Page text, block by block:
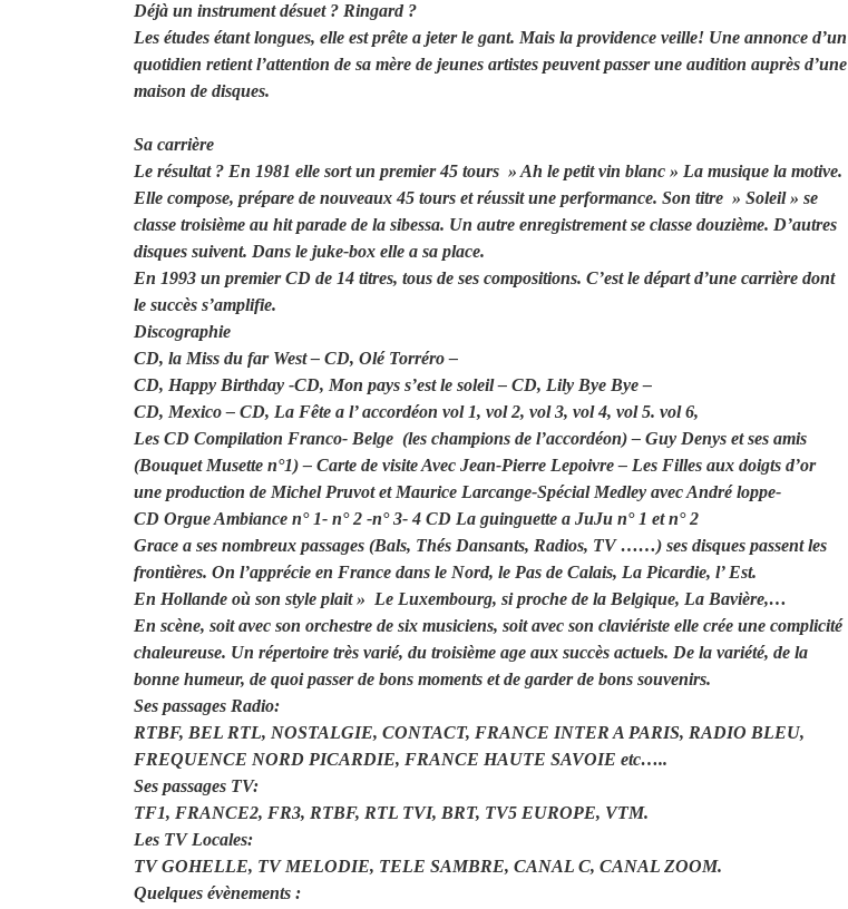
Déjà un instrument désuet ? Ringard ?
Les études étant longues, elle est prête a jeter le gant. Mais la providence veille! Une annonce d’un
quotidien retient l’attention de sa mère de jeunes artistes peuvent passer une audition auprès d’une
maison de disques.
Sa carrière
Le résultat ? En 1981 elle sort un premier 45 tours » Ah le petit vin blanc » La musique la motive.
Elle compose, prépare de nouveaux 45 tours et réussit une performance. Son titre » Soleil » se
classe troisième au hit parade de la sibessa. Un autre enregistrement se classe douzième. D’autres
disques suivent. Dans le juke-box elle a sa place.
En 1993 un premier CD de 14 titres, tous de ses compositions. C’est le départ d’une carrière dont
le succès s’amplifie.
Discographie
CD, la Miss du far West – CD, Olé Torréro –
CD, Happy Birthday -CD, Mon pays s’est le soleil – CD, Lily Bye Bye –
CD, Mexico – CD, La Fête a l’ accordéon vol 1, vol 2, vol 3, vol 4, vol 5. vol 6,
Les CD Compilation Franco- Belge (les champions de l’accordéon) – Guy Denys et ses amis
(Bouquet Musette n°1) – Carte de visite Avec Jean-Pierre Lepoivre – Les Filles aux doigts d’or
une production de Michel Pruvot et Maurice Larcange-Spécial Medley avec André loppe-
CD Orgue Ambiance n° 1- n° 2 -n° 3- 4 CD La guinguette a JuJu n° 1 et n° 2
Grace a ses nombreux passages (Bals, Thés Dansants, Radios, TV ……) ses disques passent les
frontières. On l’apprécie en France dans le Nord, le Pas de Calais, La Picardie, l’ Est.
En Hollande où son style plait » Le Luxembourg, si proche de la Belgique, La Bavière,…
En scène, soit avec son orchestre de six musiciens, soit avec son claviériste elle crée une complicité
chaleureuse. Un répertoire très varié, du troisième age aux succès actuels. De la variété, de la
bonne humeur, de quoi passer de bons moments et de garder de bons souvenirs.
Ses passages Radio:
RTBF, BEL RTL, NOSTALGIE, CONTACT, FRANCE INTER A PARIS, RADIO BLEU,
FREQUENCE NORD PICARDIE, FRANCE HAUTE SAVOIE etc…..
Ses passages TV:
TF1, FRANCE2, FR3, RTBF, RTL TVI, BRT, TV5 EUROPE, VTM.
Les TV Locales:
TV GOHELLE, TV MELODIE, TELE SAMBRE, CANAL C, CANAL ZOOM.
Quelques évènements :